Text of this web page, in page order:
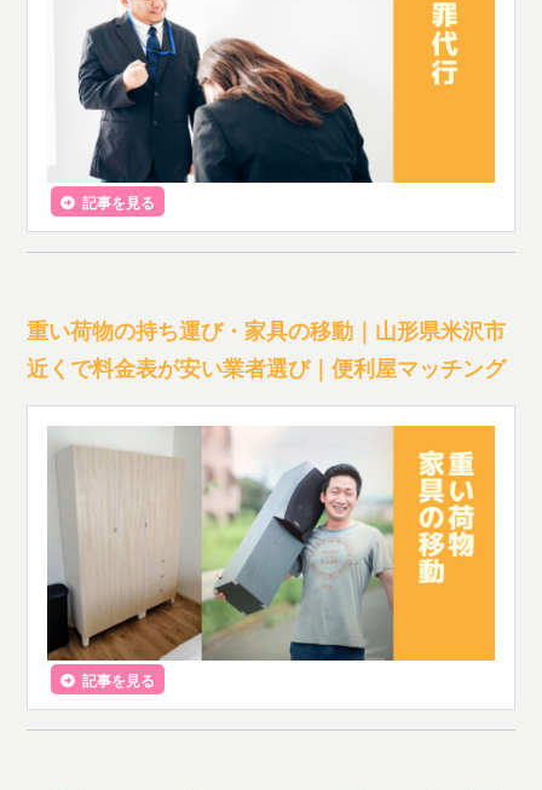
記事を見る
重い荷物の持ち運び・家具の移動｜山形県米沢市
近くで料金表が安い業者選び｜便利屋マッチング
記事を見る